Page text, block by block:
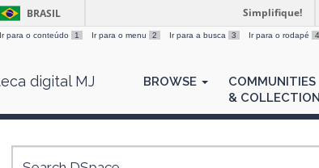
BRASIL Simplifique!
Ir para o conteúdo 1 Ir para o menu 2 Ir para a busca 3 Ir para o rodapé 4
digital MJ BROWSE
COMMUNITIES
&